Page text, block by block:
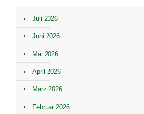
Juli 2026
Juni 2026
Mai 2026
April 2026
März 2026
Februar 2026